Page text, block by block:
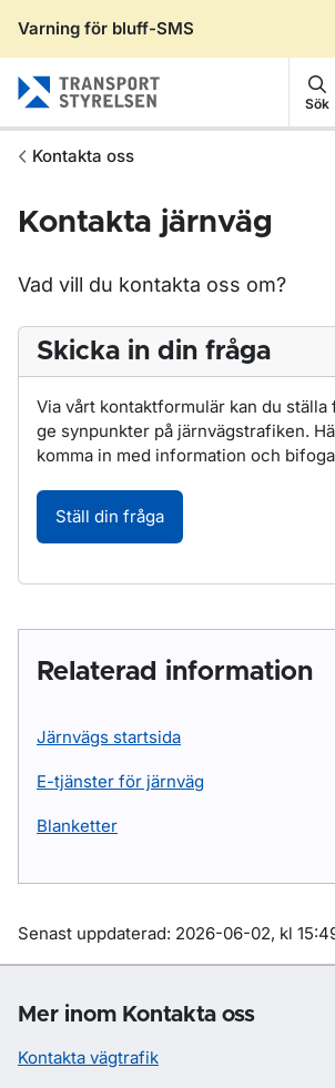
Varning för bluff-SMS
Sök
Kontakta oss
Kontakta järnväg
Vad vill du kontakta oss om?
Skicka in din fråga
Via vårt kontaktformulär kan du ställa
ge synpunkter på järnvägstrafiken.
komma in med information och
Ställ din fråga
Relaterad information
Järnvägs startsida
E-tjänster för järnväg
Blanketter
Om sidan
Senast uppdaterad: 2026-06-02, kl
Mer inom Kontakta oss
Kontakta vägtrafik